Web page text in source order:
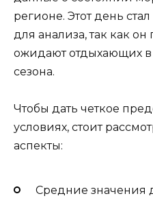
регионе. Этот день
для анализа, так как он
ожидают отдыхающих в
сезона.
Чтобы дать четкое
условиях, стоит
аспекты:
Средние значения